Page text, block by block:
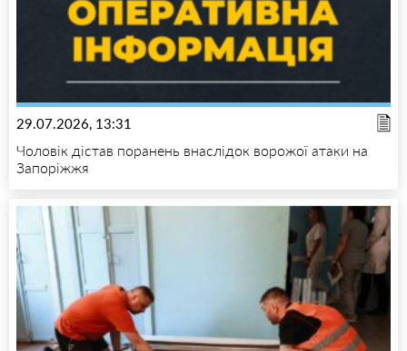
29.07.2026, 13:31
Чоловік дістав поранень внаслідок ворожої атаки на
Запоріжжя